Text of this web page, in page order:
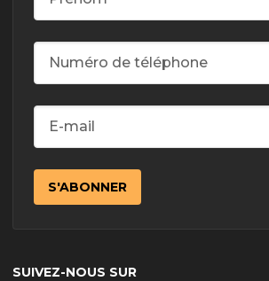
SUIVEZ-NOUS SUR